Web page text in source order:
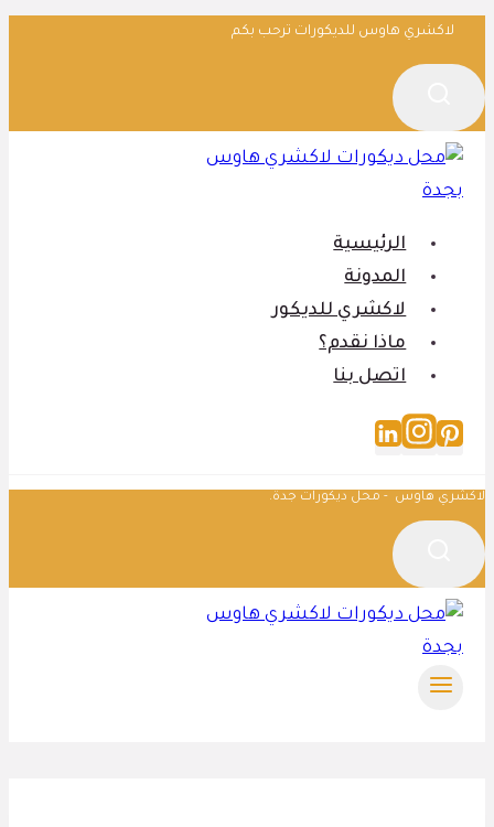
التجاوز
إلى
المحتوى
لاكشري هاوس للديكورات ترحب بكم
الرئيسية
المدونة
لاكشري للديكور
ماذا نقدم؟
اتصل بنا
لاكشري هاوس - محل ديكورات جدة.